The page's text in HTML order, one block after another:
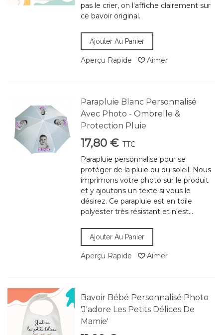
pas le crier, on l'affiche clairement sur
ce bavoir original.
Ajouter Au Panier
Aperçu Rapide Aimer
Parapluie Blanc Personnalisé
Avec Photo - Ombrelle &
Protection Pluie
17,80 € TTC
Parapluie personnalisé pour se
protéger de la pluie ou du soleil. Nous
imprimons votre photo sur le produit
et y ajoutons un texte si vous le
désirez. Ce parapluie est en toile
polyester très résistant et n'est...
Ajouter Au Panier
Aperçu Rapide Aimer
Bavoir Bébé Personnalisé Photo
'J'adore Les Petits Délices De
Mamie'